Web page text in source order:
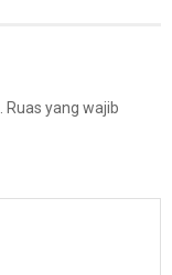
Ruas yang wajib